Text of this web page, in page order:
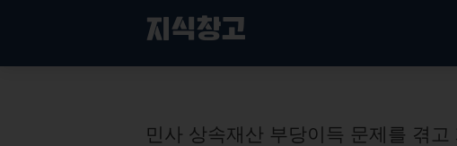
지식창고
민사 상속재산 부당이득 문제를 겪